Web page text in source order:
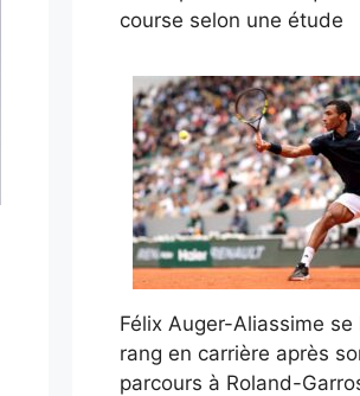
course selon une étude
Félix Auger-Aliassime
rang en carrière après
parcours à Roland-